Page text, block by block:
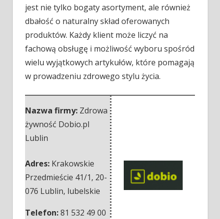
jest nie tylko bogaty asortyment, ale również
dbałość o naturalny skład oferowanych
produktów. Każdy klient może liczyć na
fachową obsługę i możliwość wyboru spośród
wielu wyjątkowych artykułów, które pomagają
w prowadzeniu zdrowego stylu życia.
Nazwa firmy: Zdrowa
żywność Dobio.pl
Lublin
Adres: Krakowskie
Przedmieście 41/1, 20-
076 Lublin, lubelskie
Telefon:81 532 49 00